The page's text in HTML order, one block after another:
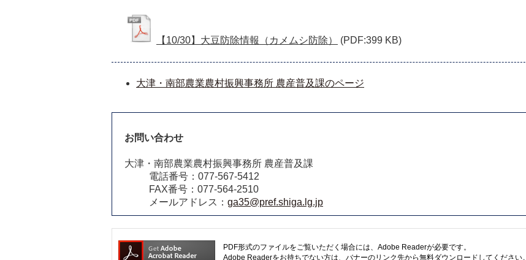
【10/30】大豆防除情報（カメムシ防除） (PDF:399 KB)
大津・南部農業農村振興事務所 農産普及課のページ
お問い合わせ
大津・南部農業農村振興事務所 農産普及課
電話番号：077-567-5412
FAX番号：077-564-2510
メールアドレス： ga35@pref.shiga.lg.jp
PDF形式のファイルをご覧いただく場合には、Adobe Readerが必要です。
Adobe Readerをお持ちでない方は、バナーのリンク先から無料ダウンロードしてください。